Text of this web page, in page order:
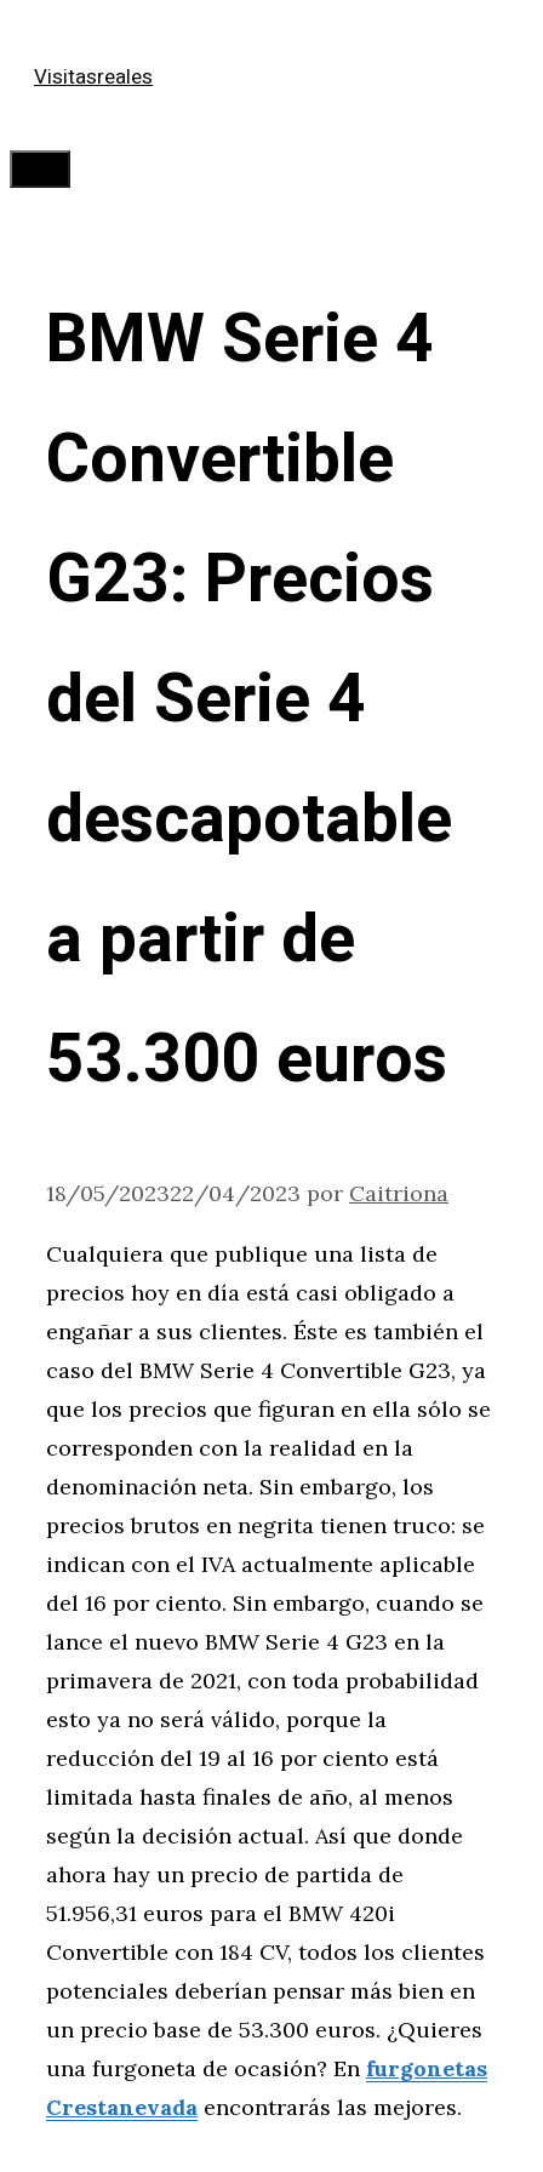
Visitasreales
BMW Serie 4
Convertible
G23: Precios
del Serie 4
descapotable
a partir de
53.300 euros
18/05/202322/04/2023 por Caitriona
Cualquiera que publique una lista de
precios hoy en día está casi obligado a
engañar a sus clientes. Éste es también el
caso del BMW Serie 4 Convertible G23, ya
que los precios que figuran en ella sólo se
corresponden con la realidad en la
denominación neta. Sin embargo, los
precios brutos en negrita tienen truco: se
indican con el IVA actualmente aplicable
del 16 por ciento. Sin embargo, cuando se
lance el nuevo BMW Serie 4 G23 en la
primavera de 2021, con toda probabilidad
esto ya no será válido, porque la
reducción del 19 al 16 por ciento está
limitada hasta finales de año, al menos
según la decisión actual. Así que donde
ahora hay un precio de partida de
51.956,31 euros para el BMW 420i
Convertible con 184 CV, todos los clientes
potenciales deberían pensar más bien en
un precio base de 53.300 euros. ¿Quieres
una furgoneta de ocasión? En furgonetas
Crestanevada encontrarás las mejores.